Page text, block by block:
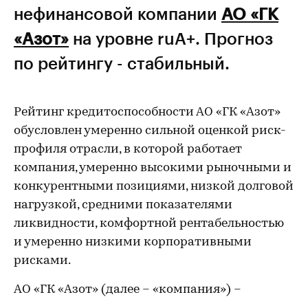
нефинансовой компании АО «ГК
«Азот» на уровне ruA+. Прогноз
по рейтингу - стабильный.
Рейтинг кредитоспособности АО «ГК «Азот»
обусловлен умеренно сильной оценкой риск-
профиля отрасли, в которой работает
компания, умеренно высокими рыночными и
конкурентными позициями, низкой долговой
нагрузкой, средними показателями
ликвидности, комфортной рентабельностью
и умеренно низкими корпоративными
рисками.
АО «ГК «Азот» (далее – «компания») –